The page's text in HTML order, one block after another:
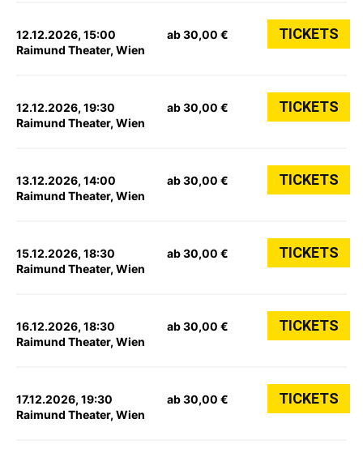
12.12.2026, 15:00
Raimund Theater, Wien
ab 30,00 € TICKETS
12.12.2026, 19:30
Raimund Theater, Wien
ab 30,00 € TICKETS
13.12.2026, 14:00
Raimund Theater, Wien
ab 30,00 € TICKETS
15.12.2026, 18:30
Raimund Theater, Wien
ab 30,00 € TICKETS
16.12.2026, 18:30
Raimund Theater, Wien
ab 30,00 € TICKETS
17.12.2026, 19:30
Raimund Theater, Wien
ab 30,00 € TICKETS